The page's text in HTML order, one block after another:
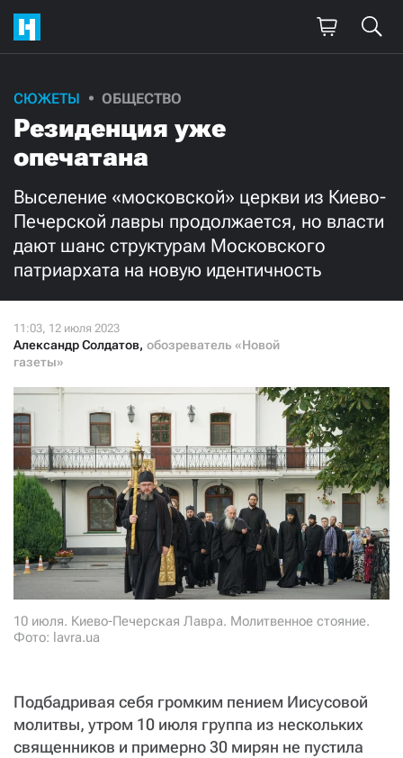
СЮЖЕТЫ ОБЩЕСТВО
Резиденция уже
опечатана
Выселение «московской» церкви из Киево-
Печерской лавры продолжается, но власти
дают шанс структурам Московского
патриархата на новую идентичность
Александр Солдатов, обозреватель «Новой
газеты»
10 июля. Киево-Печерская Лавра. Молитвенное стояние.
Фото: lavra.ua
Подбадривая себя громким пением Иисусовой
молитвы, утром 10 июля группа из нескольких
священников и примерно 30 мирян не пустила
Поддержите
нашу работу!
Ежемесячно
3000 1000
500 300
Нажимая кнопку «Стать соучастником»,
СТАТЬ СОУЧАСТНИКОМ
ПОДЕЛИТЬСЯ С ДРУЗЬЯМИ
Если у вас есть вопросы, пишите donate@novayagazeta.ruили
звоните:
+7 (929) 612-03-68